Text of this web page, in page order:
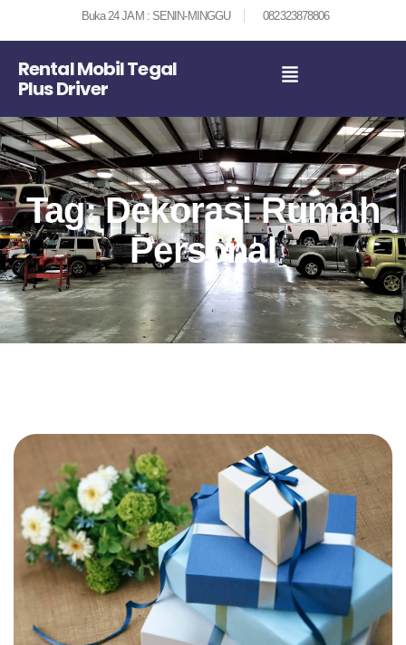
Buka 24 JAM : SENIN-MINGGU 082323878806
Rental Mobil Tegal
Plus Driver
Tag: Dekorasi Rumah
Personal